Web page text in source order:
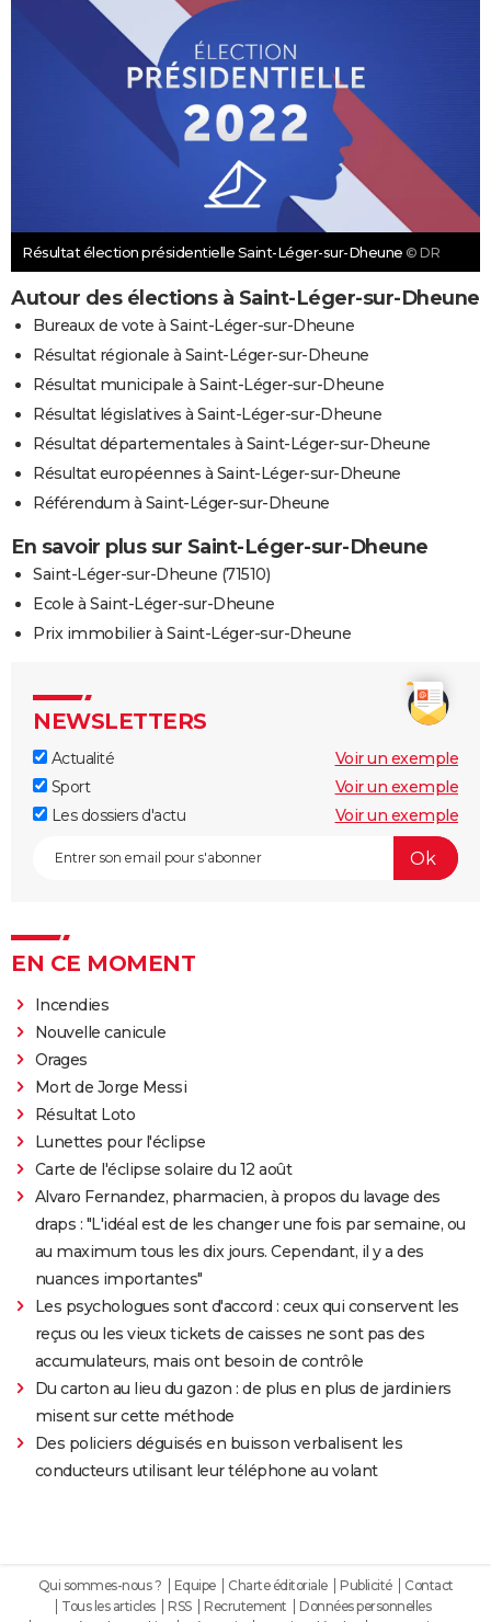
Résultat élection présidentielle Saint-Léger-sur-Dheune © DR
Autour des élections à Saint-Léger-sur-Dheune
Bureaux de vote à Saint-Léger-sur-Dheune
Résultat régionale à Saint-Léger-sur-Dheune
Résultat municipale à Saint-Léger-sur-Dheune
Résultat législatives à Saint-Léger-sur-Dheune
Résultat départementales à Saint-Léger-sur-Dheune
Résultat européennes à Saint-Léger-sur-Dheune
Référendum à Saint-Léger-sur-Dheune
En savoir plus sur Saint-Léger-sur-Dheune
Saint-Léger-sur-Dheune (71510)
Ecole à Saint-Léger-sur-Dheune
Prix immobilier à Saint-Léger-sur-Dheune
NEWSLETTERS
Actualité
Voir un exemple
Sport
Voir un exemple
Les dossiers d'actu
Voir un exemple
EN CE MOMENT
Incendies
Nouvelle canicule
Orages
Mort de Jorge Messi
Résultat Loto
Lunettes pour l'éclipse
Carte de l'éclipse solaire du 12 août
Alvaro Fernandez, pharmacien, à propos du lavage des
draps : "L'idéal est de les changer une fois par semaine, ou
au maximum tous les dix jours. Cependant, il y a des
nuances importantes"
Les psychologues sont d'accord : ceux qui conservent les
reçus ou les vieux tickets de caisses ne sont pas des
accumulateurs, mais ont besoin de contrôle
Du carton au lieu du gazon : de plus en plus de jardiniers
misent sur cette méthode
Des policiers déguisés en buisson verbalisent les
conducteurs utilisant leur téléphone au volant
Qui sommes-nous ? Equipe Charte éditoriale Publicité
Contact
Tous les articles
RSS Recrutement
Données personnelles